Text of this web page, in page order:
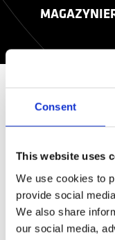
Consent
This website uses
We use cookies to
provide social
We also share
our social media,
PRACA
Termin
obsługi
zamówień,